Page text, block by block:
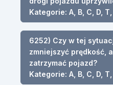
Kategorie: A, B, C, D, T,
6252) Czy w tej
zmniejszyć prędkość,
zatrzymać pojazd?
Kategorie: A, B, C, D, T,